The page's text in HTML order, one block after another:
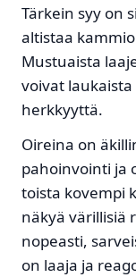
Tärkein syy on
altistaa
Mustuaista
voivat
herkkyyttä.
Oireina on
pahoinvointi ja
toista kovempi
näkyä värillisiä
nopeasti,
on laaja ja